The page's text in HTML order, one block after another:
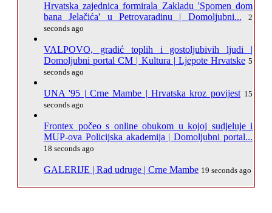
Hrvatska zajednica formirala Zakladu 'Spomen dom
bana Jelačića' u Petrovaradinu | Domoljubni...
2
seconds ago
VALPOVO, gradić toplih i gostoljubivih ljudi |
Domoljubni portal CM | Kultura | Ljepote Hrvatske 5
seconds ago
UNA '95 | Crne Mambe | Hrvatska kroz povijest 15
seconds ago
Frontex počeo s online obukom u kojoj sudjeluje i
MUP-ova Policijska akademija | Domoljubni portal...
18 seconds ago
GALERIJE | Rad udruge | Crne Mambe 19 seconds ago